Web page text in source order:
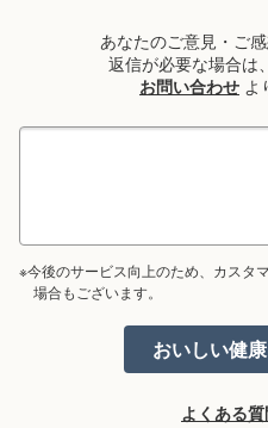
あなたのご意見・ご
返信が必要な場合は
お問い合わせ よ
※今後のサービス向上のため、カスタ
場合もございます。
よくある